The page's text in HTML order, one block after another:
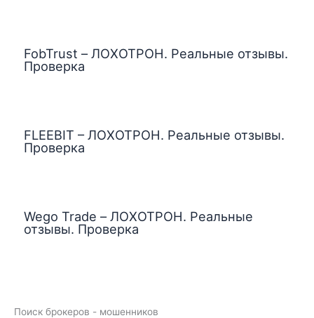
Поиск брокеров - мошенников
FobTrust – ЛОХОТРОН. Реальные отзывы.
Проверка
FLEEBIT – ЛОХОТРОН. Реальные отзывы.
Проверка
Wego Trade – ЛОХОТРОН. Реальные
отзывы. Проверка